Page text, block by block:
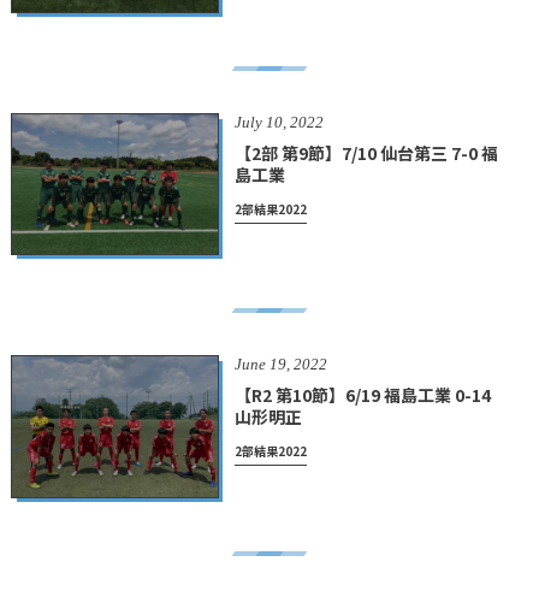
July 10 ,2022
【2部 第9節】7/10 仙台第三 7-0 福
島工業
2部結果2022
June 19,2022
【R2 第10節】6/19 福島工業 0-14
山形明正
2部結果2022